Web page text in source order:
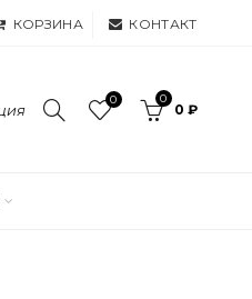
КОРЗИНА КОНТАКТ
0 0
0 ₽